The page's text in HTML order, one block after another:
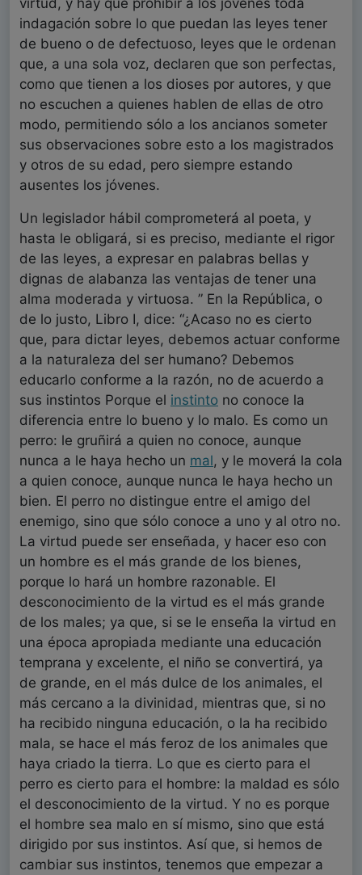
indagación sobre lo que puedan las leyes tener
de bueno o de defectuoso, leyes que le ordenan
que, a una sola voz, declaren que son perfectas,
como que tienen a los dioses por autores, y que
no escuchen a quienes hablen de ellas de otro
modo, permitiendo sólo a los ancianos someter
sus observaciones sobre esto a los magistrados
y otros de su edad, pero siempre estando
ausentes los jóvenes.
Un legislador hábil comprometerá al poeta, y
hasta le obligará, si es preciso, mediante el rigor
de las leyes, a expresar en palabras bellas y
dignas de alabanza las ventajas de tener una
alma moderada y virtuosa. ” En la República, o
de lo justo, Libro I, dice: “¿Acaso no es cierto
que, para dictar leyes, debemos actuar conforme
a la naturaleza del ser humano? Debemos
educarlo conforme a la razón, no de acuerdo a
sus instintos Porque el instinto no conoce la
diferencia entre lo bueno y lo malo. Es como un
perro: le gruñirá a quien no conoce, aunque
nunca a le haya hecho un mal, y le moverá la cola
a quien conoce, aunque nunca le haya hecho un
bien. El perro no distingue entre el amigo del
enemigo, sino que sólo conoce a uno y al otro no.
La virtud puede ser enseñada, y hacer eso con
un hombre es el más grande de los bienes,
porque lo hará un hombre razonable. El
desconocimiento de la virtud es el más grande
de los males; ya que, si se le enseña la virtud en
una época apropiada mediante una educación
temprana y excelente, el niño se convertirá, ya
de grande, en el más dulce de los animales, el
más cercano a la divinidad, mientras que, si no
ha recibido ninguna educación, o la ha recibido
mala, se hace el más feroz de los animales que
haya criado la tierra. Lo que es cierto para el
perro es cierto para el hombre: la maldad es sólo
el desconocimiento de la virtud. Y no es porque
el hombre sea malo en sí mismo, sino que está
dirigido por sus instintos. Así que, si hemos de
cambiar sus instintos, tenemos que empezar a